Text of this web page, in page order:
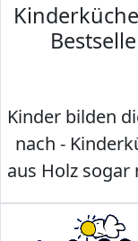
Kinder bilden
nach -
aus Holz